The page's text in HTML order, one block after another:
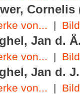
Cornelis
von... |
Jan d.
von... |
Jan d.
von... |